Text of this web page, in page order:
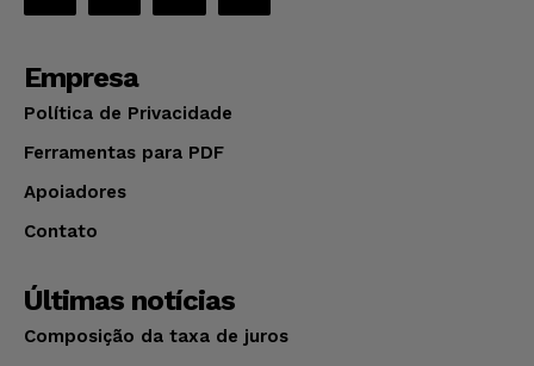
Empresa
Política de Privacidade
Ferramentas para PDF
Apoiadores
Contato
Últimas notícias
Composição da taxa de juros